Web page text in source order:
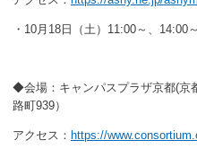
・10月18日（土）11:00～、14:00～
◆会場：キャンパスプラザ京都(京
路町939）
アクセス： https://